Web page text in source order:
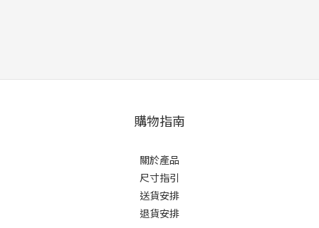
購物指南
關於產品
尺寸指引
送貨安排
退貨安排